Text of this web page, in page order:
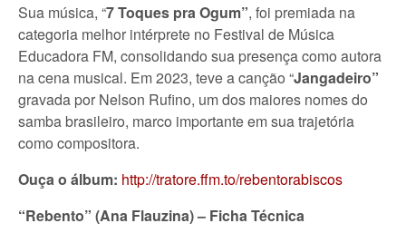
Sua música, “7 Toques pra Ogum”, foi premiada na
categoria melhor intérprete no Festival de Música
Educadora FM, consolidando sua presença como autora
na cena musical. Em 2023, teve a canção “Jangadeiro”
gravada por Nelson Rufino, um dos maiores nomes do
samba brasileiro, marco importante em sua trajetória
como compositora.
Ouça o álbum: http://tratore.ffm.to/rebentorabiscos
“Rebento” (Ana Flauzina) – Ficha Técnica